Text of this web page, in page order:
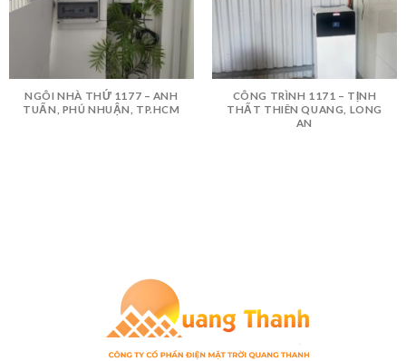
NGÔI NHÀ THỨ 1177 – ANH
TUẤN, PHÚ NHUẬN, TP.HCM
CÔNG TRÌNH 1171 – TỊNH
THẤT THIÊN QUANG, LONG
AN